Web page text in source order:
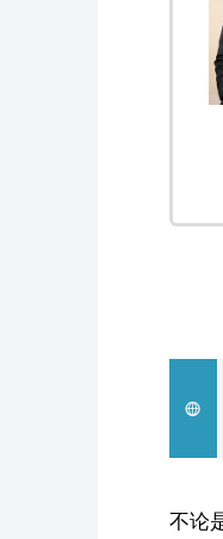
不论